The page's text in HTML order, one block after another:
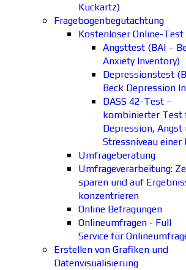
Kuckartz)
Fragebogenbegutachtung
Kostenloser Online-Test
Angsttest (BAI –
Anxiety Inventory)
Depressionstest
Beck Depression
DASS 42-Test –
kombinierter Test
Depression, Angst
Stressniveau einer
Umfrageberatung
Umfrageverarbeitung:
sparen und auf
konzentrieren
Online Befragungen
Onlineumfragen - Full
Service für
Erstellen von Grafiken und
Datenvisualisierung